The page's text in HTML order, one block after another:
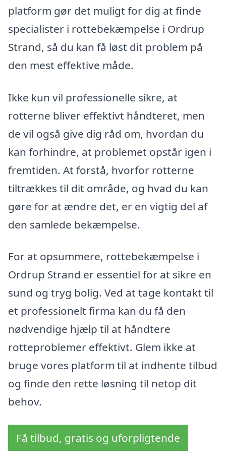
platform gør det muligt for dig at finde
specialister i rottebekæmpelse i Ordrup
Strand, så du kan få løst dit problem på
den mest effektive måde.
Ikke kun vil professionelle sikre, at
rotterne bliver effektivt håndteret, men
de vil også give dig råd om, hvordan du
kan forhindre, at problemet opstår igen i
fremtiden. At forstå, hvorfor rotterne
tiltrækkes til dit område, og hvad du kan
gøre for at ændre det, er en vigtig del af
den samlede bekæmpelse.
For at opsummere, rottebekæmpelse i
Ordrup Strand er essentiel for at sikre en
sund og tryg bolig. Ved at tage kontakt til
et professionelt firma kan du få den
nødvendige hjælp til at håndtere
rotteproblemer effektivt. Glem ikke at
bruge vores platform til at indhente tilbud
og finde den rette løsning til netop dit
behov.
Få tilbud, gratis og uforpligtende